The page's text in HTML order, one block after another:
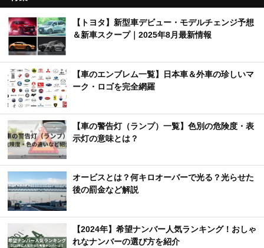
【トヨタ】新型車デビュー・モデルチェンジ予想
＆新車スクープ｜2025年8月最新情報
【車のエンブレム一覧】日本車＆外車の珍しいマ
ーク・ロゴを完全網羅
【車の警告灯（ランプ）一覧】色別の危険度・表
示灯の意味とは？
オービスとは？何キロオーバーで光る？光らせた
後の罰金など解説
【2024年】希望ナンバー人気ランキング！おしゃ
れなナンバーの選び方を紹介